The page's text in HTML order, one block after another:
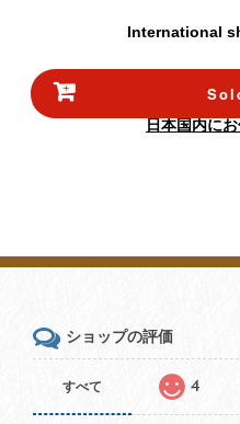
International
日本国内に
ショップの評価
すべて 4